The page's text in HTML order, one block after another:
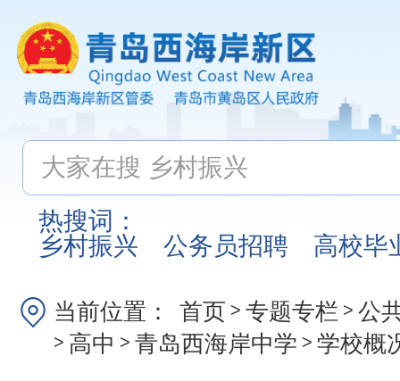
热搜词：
乡村振兴
公务员招聘 高校毕
当前位置： 首页 > 专题专栏 > 公
> 高中 > 青岛西海岸中学 > 学校概